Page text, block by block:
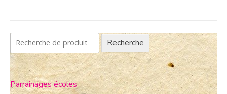
Recherche
Parrainages écoles